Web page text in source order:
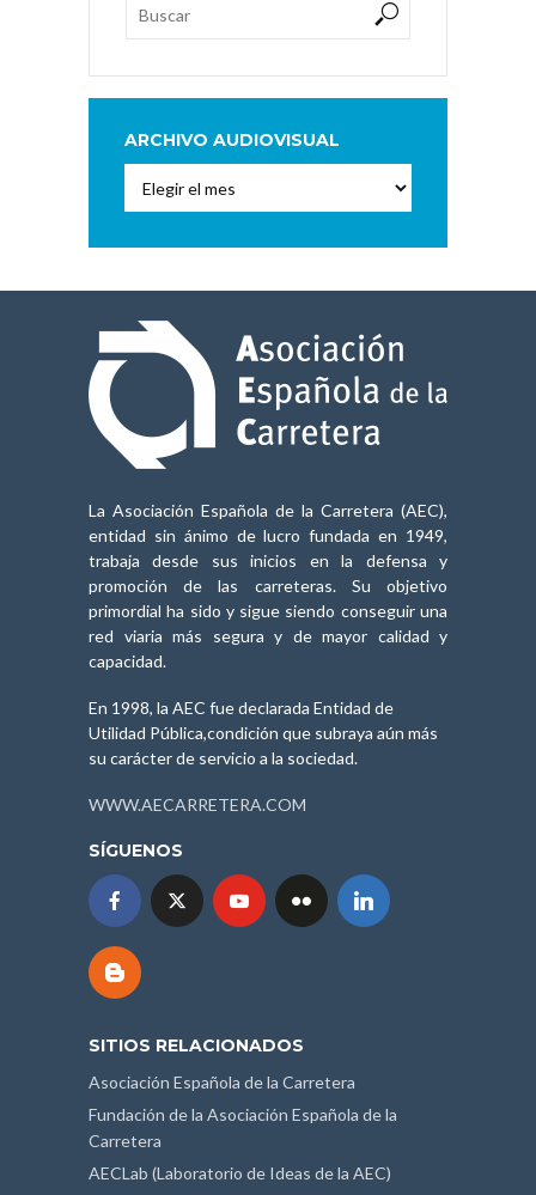
ARCHIVO AUDIOVISUAL
Audiovisual
La Asociación Española de la Carretera (AEC),
entidad sin ánimo de lucro fundada en 1949,
trabaja desde sus inicios en la defensa y
promoción de las carreteras. Su objetivo
primordial ha sido y sigue siendo conseguir una
red viaria más segura y de mayor calidad y
capacidad.
En 1998, la AEC fue declarada Entidad de
Utilidad Pública,condición que subraya aún más
su carácter de servicio a la sociedad.
WWW.AECARRETERA.COM
SÍGUENOS
SITIOS RELACIONADOS
Asociación Española de la Carretera
Fundación de la Asociación Española de la
Carretera
AECLab (Laboratorio de Ideas de la AEC)